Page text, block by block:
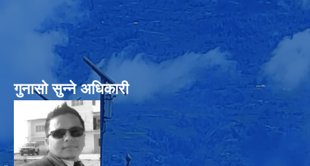
गुनासो सुन्‍ने अधिकारी